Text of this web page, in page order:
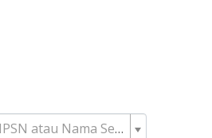
-- Ketikan NPSN atau Nama Sekolah--